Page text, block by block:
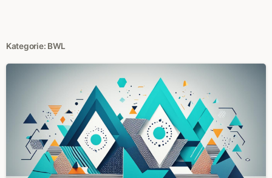
Kategorie: BWL